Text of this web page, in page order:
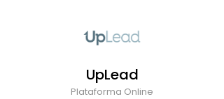
UpLead
Plataforma Online